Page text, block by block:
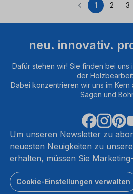
Seite
1 Seite
2 3
neu. innovativ.
Dafür stehen wir! Sie finden bei uns
der
Dabei konzentrieren wir uns im Kern
Sägen und
Um unseren Newsletter zu
neuesten Neuigkeiten zu
erhalten, müssen Sie
Cookie-Einstellungen verwalten